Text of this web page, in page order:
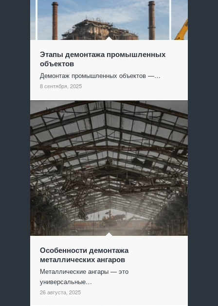
Этапы демонтажа промышленных
объектов
Демонтаж промышленных объектов —…
8 сентября, 2025
Особенности демонтажа
металлических ангаров
Металлические ангары — это
универсальные…
26 августа, 2025